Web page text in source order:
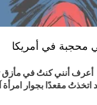
محجبة في أمريكا
أنني كنتُ في مأزق
اتخذتُ مقعدًا بجوار